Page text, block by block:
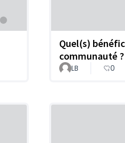
Quel(s)
communauté
LB 0